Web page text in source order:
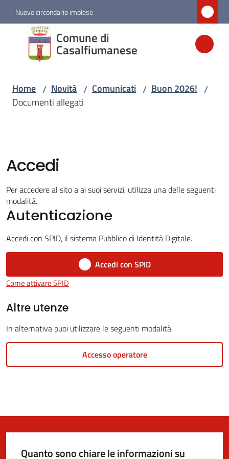
Vai al contenuto
Vai alla navigazione
Vai al footer
Nuovo circondario imolese
Comune di
Casalfiumanese
Comune di
Casalfiumanese
Amministrazione
Servizi
Vivere
Casalfiumanese
5x1000
Servizi
line
Tutti
Home / Novità / Comunicati / Buon 2026! /
Documenti allegati
Accedi
Per accedere al sito a ai suoi servizi, utilizza una delle seguenti
modalità.
Autenticazione
Accedi con SPID, il sistema Pubblico di Identità Digitale.
Accedi con SPID
Come attivare SPID
Altre utenze
In alternativa puoi utilizzare le seguenti modalità.
Accesso operatore
Quanto sono chiare le informazioni su